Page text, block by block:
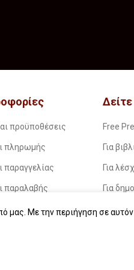
προϋποθέσεις
πληρωμής
παραγγελίας
παραλαβής
Free
Για
Για
Για
Για
μας. Με την περιήγηση σε